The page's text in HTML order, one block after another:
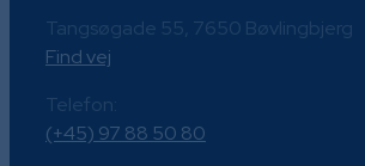
Tangsøgade 55, 7650 Bøvlingbjerg
Find vej
Telefon:
(+45) 97 88 50 80